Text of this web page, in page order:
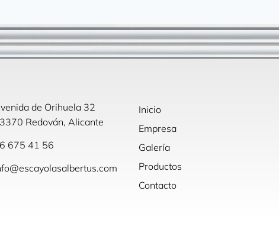
de Orihuela 32
Redován, Alicante
675 41 56
Inicio
Empresa
Galería
Productos
Contacto